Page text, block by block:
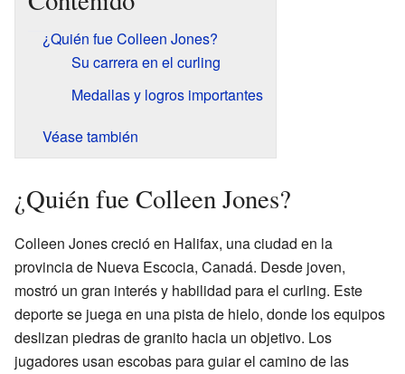
¿Quién fue Colleen Jones?
Su carrera en el curling
Medallas y logros importantes
Véase también
¿Quién fue Colleen Jones?
Colleen Jones creció en Halifax, una ciudad en la
provincia de Nueva Escocia, Canadá. Desde joven,
mostró un gran interés y habilidad para el curling. Este
deporte se juega en una pista de hielo, donde los equipos
deslizan piedras de granito hacia un objetivo. Los
jugadores usan escobas para guiar el camino de las